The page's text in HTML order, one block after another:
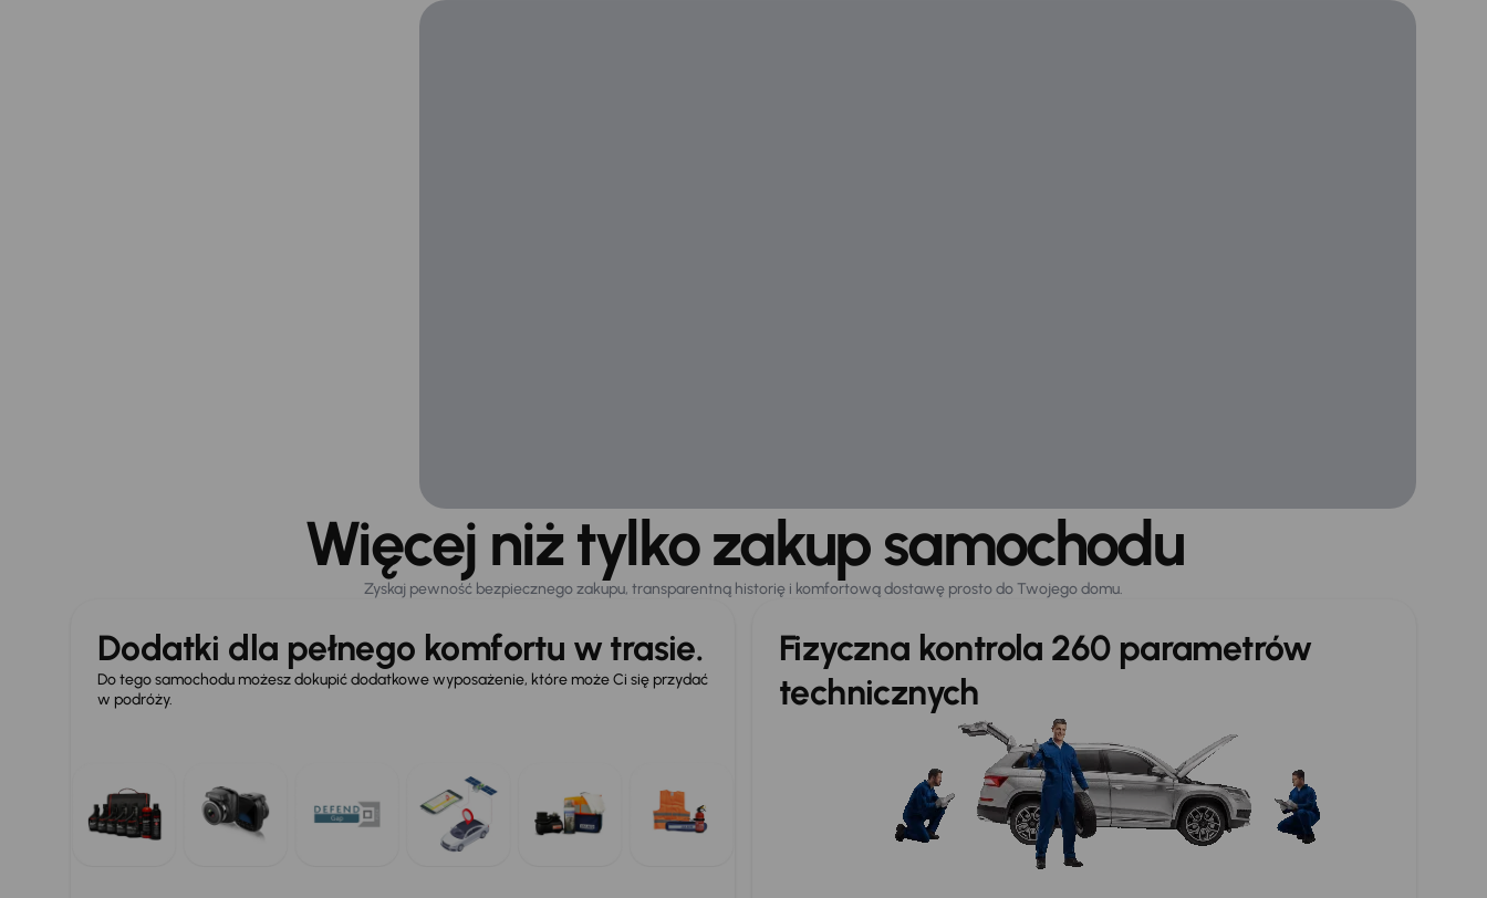
Więcej niż tylko zakup samochodu
Zyskaj pewność bezpiecznego zakupu, transparentną historię i komfortową dostawę prosto do Twojego domu.
Dodatki dla pełnego komfortu w trasie.
Do tego samochodu możesz dokupić dodatkowe wyposażenie, które może Ci się przydać
w podróży.
Fizyczna kontrola 260 parametrów
technicznych